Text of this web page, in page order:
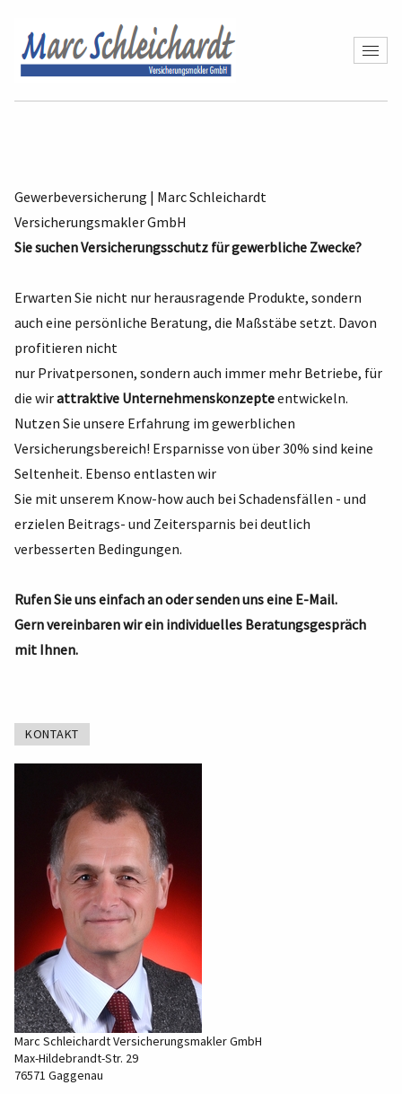
Gewerbeversicherung | Marc Schleichardt
Versicherungsmakler GmbH
Sie suchen Versicherungsschutz für gewerbliche Zwecke?
Erwarten Sie nicht nur herausragende Produkte, sondern
auch eine persönliche Beratung, die Maßstäbe setzt. Davon
profitieren nicht
nur Privatpersonen, sondern auch immer mehr Betriebe, für
die wirattraktive Unternehmenskonzepteentwickeln.
Nutzen Sie unsere Erfahrung im gewerblichen
Versicherungsbereich! Ersparnisse von über 30% sind keine
Seltenheit. Ebenso entlasten wir
Sie mit unserem Know-how auch bei Schadensfällen - und
erzielen Beitrags- und Zeitersparnis bei deutlich
verbesserten Bedingungen.
Rufen Sie uns einfach an oder senden uns eine E-Mail.
Gern vereinbaren wir ein individuelles Beratungsgespräch
mit Ihnen.
KONTAKT
Marc Schleichardt Versicherungsmakler GmbH
Max-Hildebrandt-Str. 29
76571 Gaggenau